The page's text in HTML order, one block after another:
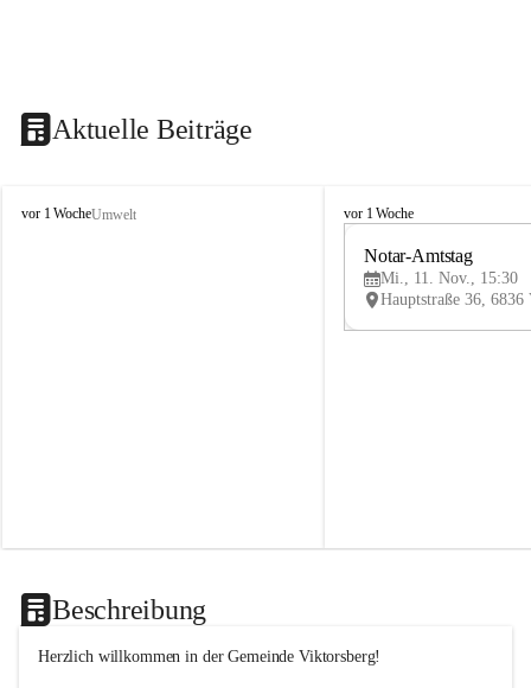
Aktuelle Beiträge
V
vor 1 WocheUmwelt
V
vor 1 Woche
Notar-Amtstag
Mi., 11. Nov., 15:30
Beschreibung
Herzlich willkommen in der Gemeinde Viktorsberg!